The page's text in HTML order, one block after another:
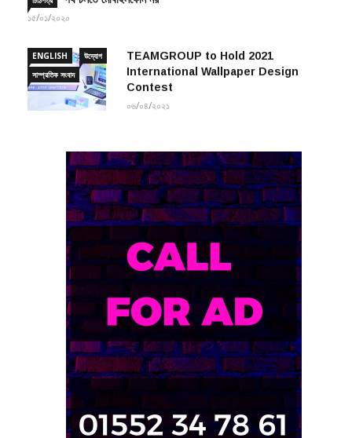
চিঠিপত্র পথ চলতে মোবাইলফোন নয়
ENGLISH
উদ্যোগ
সাম্প্রতিক সংবাদ
TEAMGROUP to Hold 2021
International Wallpaper Design
Contest